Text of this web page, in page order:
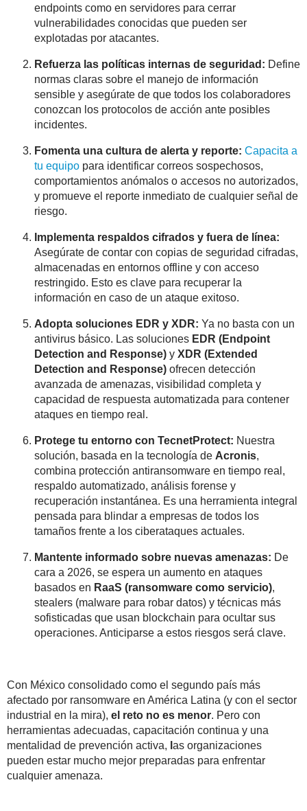
endpoints como en servidores para cerrar
vulnerabilidades conocidas que pueden ser
explotadas por atacantes.
Refuerza las políticas internas de seguridad: Define
normas claras sobre el manejo de información
sensible y asegúrate de que todos los colaboradores
conozcan los protocolos de acción ante posibles
incidentes.
Fomenta una cultura de alerta y reporte: Capacita a
tu equipo para identificar correos sospechosos,
comportamientos anómalos o accesos no autorizados,
y promueve el reporte inmediato de cualquier señal de
riesgo.
Implementa respaldos cifrados y fuera de línea:
Asegúrate de contar con copias de seguridad cifradas,
almacenadas en entornos offline y con acceso
restringido. Esto es clave para recuperar la
información en caso de un ataque exitoso.
Adopta soluciones EDR y XDR: Ya no basta con un
antivirus básico. Las soluciones EDR (Endpoint
Detection and Response) y XDR (Extended
Detection and Response) ofrecen detección
avanzada de amenazas, visibilidad completa y
capacidad de respuesta automatizada para contener
ataques en tiempo real.
Protege tu entorno con TecnetProtect: Nuestra
solución, basada en la tecnología de Acronis,
combina protección antiransomware en tiempo real,
respaldo automatizado, análisis forense y
recuperación instantánea. Es una herramienta integral
pensada para blindar a empresas de todos los
tamaños frente a los ciberataques actuales.
Mantente informado sobre nuevas amenazas: De
cara a 2026, se espera un aumento en ataques
basados en RaaS (ransomware como servicio),
stealers (malware para robar datos) y técnicas más
sofisticadas que usan blockchain para ocultar sus
operaciones. Anticiparse a estos riesgos será clave.
Con México consolidado como el segundo país más
afectado por ransomware en América Latina (y con el sector
industrial en la mira), el reto no es menor. Pero con
herramientas adecuadas, capacitación continua y una
mentalidad de prevención activa, as organizaciones
pueden estar mucho mejor preparadas para enfrentar
cualquier amenaza.